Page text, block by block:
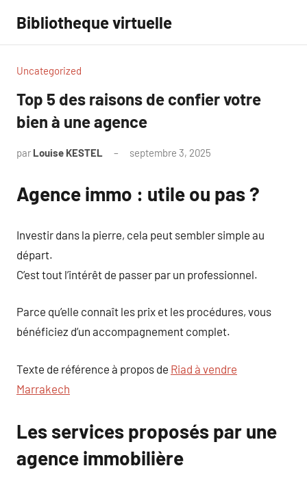
contenu
Bibliotheque virtuelle
Uncategorized
Top 5 des raisons de confier votre
bien à une agence
par Louise KESTEL septembre 3, 2025
Agence immo : utile ou pas ?
Investir dans la pierre, cela peut sembler simple au
départ.
C’est tout l’intérêt de passer par un professionnel.
Parce qu’elle connaît les prix et les procédures, vous
bénéficiez d’un accompagnement complet.
Texte de référence à propos de Riad à vendre
Marrakech
Les services proposés par une
agence immobilière